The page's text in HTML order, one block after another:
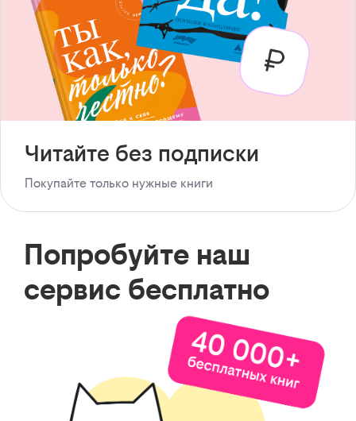
Читайте без подписки
Покупайте только нужные книги
Попробуйте наш
сервис бесплатно